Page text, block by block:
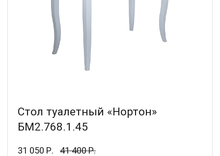
Стол туалетный «Нортон»
БМ2.768.1.45
31 050 Р. 41 400 Р.